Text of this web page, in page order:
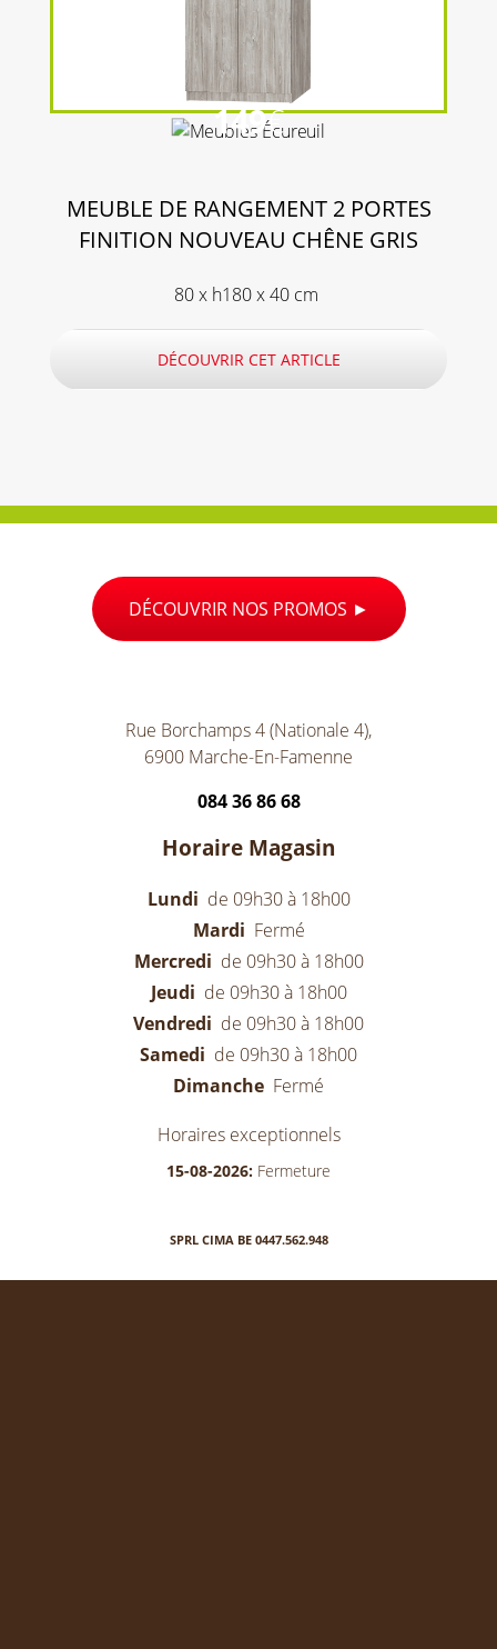
149€
MEUBLE DE RANGEMENT 2 PORTES
FINITION NOUVEAU CHÊNE GRIS
80 x h180 x 40 cm
DÉCOUVRIR CET ARTICLE
DÉCOUVRIR NOS PROMOS
Rue Borchamps 4 (Nationale 4),
6900 Marche-En-Famenne
084 36 86 68
Horaire Magasin
Lundi de 09h30 à 18h00
Mardi Fermé
Mercredi de 09h30 à 18h00
Jeudi de 09h30 à 18h00
Vendredi de 09h30 à 18h00
Samedi de 09h30 à 18h00
Dimanche Fermé
Horaires exceptionnels
15-08-2026: Fermeture
SPRL CIMA BE 0447.562.948